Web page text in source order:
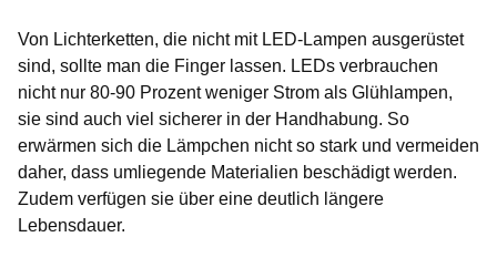
Von Lichterketten, die nicht mit LED-Lampen ausgerüstet
sind, sollte man die Finger lassen. LEDs verbrauchen
nicht nur 80-90 Prozent weniger Strom als Glühlampen,
sie sind auch viel sicherer in der Handhabung. So
erwärmen sich die Lämpchen nicht so stark und vermeiden
daher, dass umliegende Materialien beschädigt werden.
Zudem verfügen sie über eine deutlich längere
Lebensdauer.